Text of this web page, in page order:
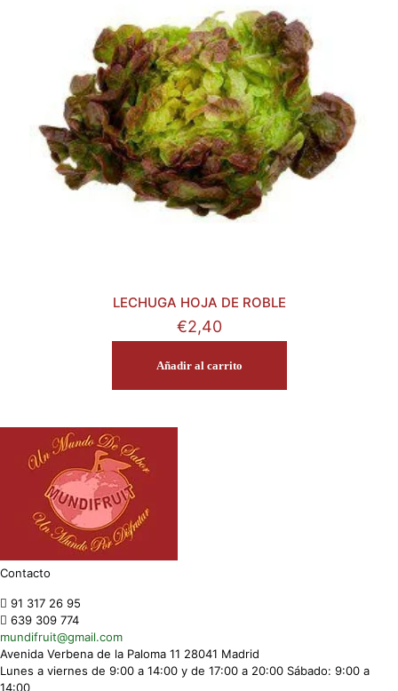
LECHUGA HOJA DE ROBLE
€2,40
Añadir al carrito
Contacto
91 317 26 95
639 309 774
mundifruit@gmail.com
Avenida Verbena de la Paloma 11 28041 Madrid
Lunes a viernes de 9:00 a 14:00 y de 17:00 a 20:00 Sábado: 9:00 a
14:00